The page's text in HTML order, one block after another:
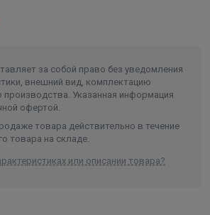
1 год
механическое
Нет
Есть
за собой право без уведомления
внешний вид, комплектацию
производства. Указанная информация
офертой.
товара действительно в течение
товара на складе.
или описании товара?